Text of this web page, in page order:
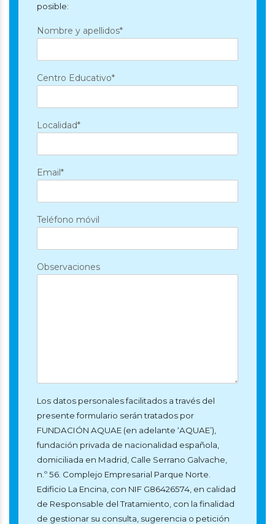
posible:
Nombre y apellidos*
Centro Educativo*
Localidad*
Email*
Teléfono móvil
Observaciones
Los datos personales facilitados a través del
presente formulario serán tratados por
FUNDACIÓN AQUAE (en adelante ‘AQUAE’),
fundación privada de nacionalidad española,
domiciliada en Madrid, Calle Serrano Galvache,
n.º 56. Complejo Empresarial Parque Norte.
Edificio La Encina, con NIF G86426574, en calidad
de Responsable del Tratamiento, con la finalidad
de gestionar su consulta, sugerencia o petición